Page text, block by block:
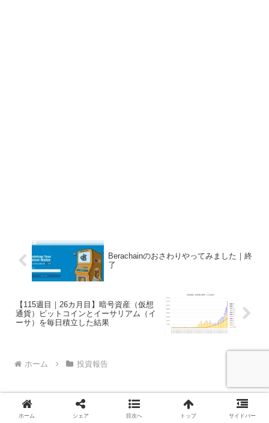
Berachainのおさわりやってみました｜終
了
【115週目｜26カ月目】暗号資産（仮想
通貨）ビットコインとイーサリアム（イ
ーサ）を毎日積立した結果
ホーム 投資報告
ホーム シェア 目次へ トップ サイドバー